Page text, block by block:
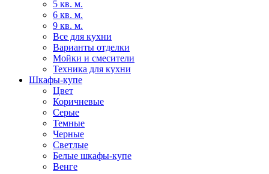
5 кв. м.
6 кв. м.
9 кв. м.
Все для кухни
Варианты отделки
Мойки и смесители
Техника для кухни
Шкафы-купе
Цвет
Коричневые
Серые
Темные
Черные
Светлые
Белые шкафы-купе
Венге